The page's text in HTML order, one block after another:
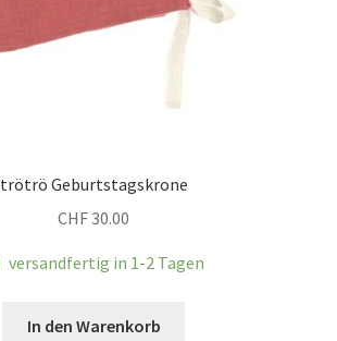
trötrö Geburtstagskrone
CHF30.00
versandfertig in 1-2 Tagen
In den Warenkorb